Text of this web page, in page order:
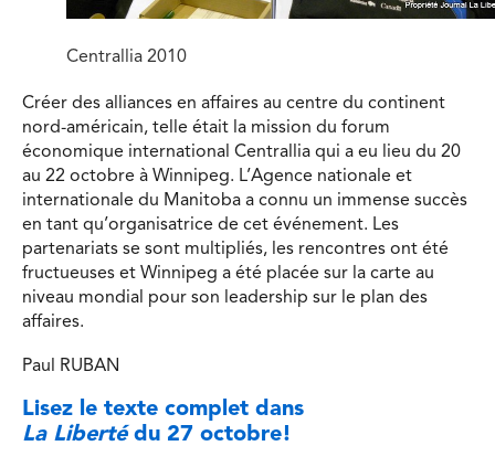
Centrallia 2010
Créer des alliances en affaires au centre du continent
nord-américain, telle était la mission du forum
économique international Centrallia qui a eu lieu du 20
au 22 octobre à Winnipeg. L’Agence nationale et
internationale du Manitoba a connu un immense succès
en tant qu’organisatrice de cet événement. Les
partenariats se sont multipliés, les rencontres ont été
fructueuses et Winnipeg a été placée sur la carte au
niveau mondial pour son leadership sur le plan des
affaires.
Paul RUBAN
Lisez le texte complet dans
La Liberté du 27 octobre!